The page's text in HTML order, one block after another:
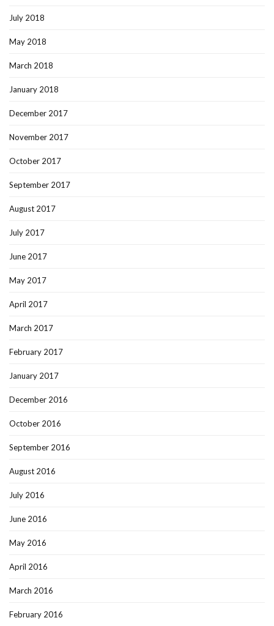
July 2018
May 2018
March 2018
January 2018
December 2017
November 2017
October 2017
September 2017
August 2017
July 2017
June 2017
May 2017
April 2017
March 2017
February 2017
January 2017
December 2016
October 2016
September 2016
August 2016
July 2016
June 2016
May 2016
April 2016
March 2016
February 2016